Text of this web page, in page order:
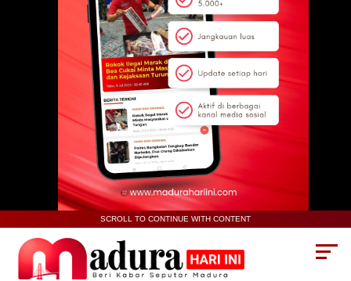
SCROLL TO CONTINUE WITH CONTENT